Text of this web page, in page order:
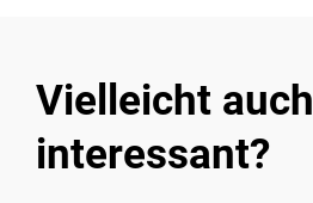
Vielleicht auch
interessant?